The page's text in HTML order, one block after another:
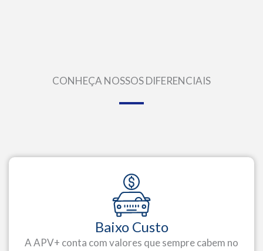
CONHEÇA NOSSOS DIFERENCIAIS
Baixo Custo
A APV+ conta com valores que sempre cabem no